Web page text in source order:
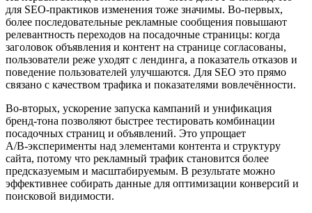
для SEO‑практиков изменения тоже значимы. Во‑первых,
более последовательные рекламные сообщения повышают
релевантность переходов на посадочные страницы: когда
заголовок объявления и контент на странице согласованы,
пользователи реже уходят с лендинга, а показатель отказов и
поведение пользователей улучшаются. Для SEO это прямо
связано с качеством трафика и показателями вовлечённости.
Во‑вторых, ускорение запуска кампаний и унификация
бренд‑тона позволяют быстрее тестировать комбинации
посадочных страниц и объявлений. Это упрощает
A/B‑эксперименты над элементами контента и структуру
сайта, потому что рекламный трафик становится более
предсказуемым и масштабируемым. В результате можно
эффективнее собирать данные для оптимизации конверсий и
поисковой видимости.